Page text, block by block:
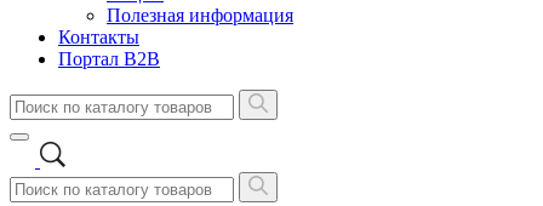
Полезная информация
Контакты
Портал B2B